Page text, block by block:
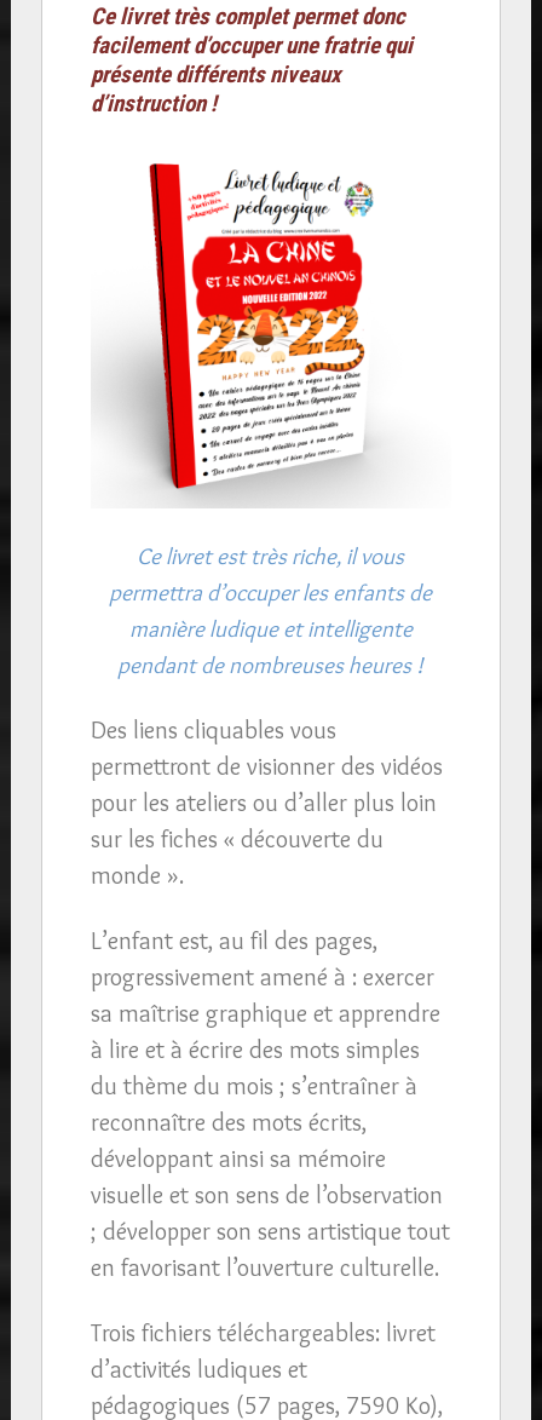
Ce livret très complet permet donc
facilement d’occuper une fratrie qui
présente différents niveaux
d’instruction !
Ce livret est très riche, il vous
permettra d’occuper les enfants de
manière ludique et intelligente
pendant de nombreuses heures !
Des liens cliquables vous
permettront de visionner des vidéos
pour les ateliers ou d’aller plus loin
sur les fiches « découverte du
monde ».
L’enfant est, au fil des pages,
progressivement amené à : exercer
sa maîtrise graphique et apprendre
à lire et à écrire des mots simples
du thème du mois ; s’entraîner à
reconnaître des mots écrits,
développant ainsi sa mémoire
visuelle et son sens de l’observation
; développer son sens artistique tout
en favorisant l’ouverture culturelle.
Trois fichiers téléchargeables: livret
d’activités ludiques et
pédagogiques (57 pages, 7590 Ko),